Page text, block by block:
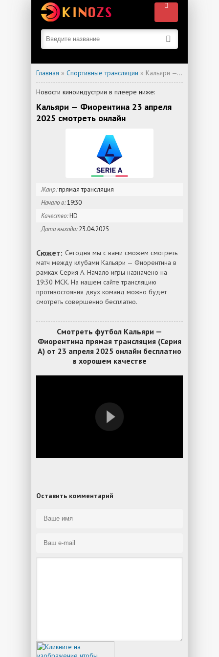
Главная » Спортивные трансляции » Кальяри — Фиорентина
Новости киноиндустрии в плеере ниже:
Кальяри — Фиорентина 23 апреля
2025 смотреть онлайн
Жанр:прямая трансляция
Начало в:19:30
Качество:HD
Дата выхода:23.04.2025
Сюжет: Сегодня мы с вами сможем смотреть
матч между клубами Кальяри — Фиорентина в
рамках Серия А. Начало игры назначено на
19:30 МСК. На нашем сайте трансляцию
противостояния двух команд можно будет
смотреть совершенно бесплатно.
Смотреть футбол Кальяри —
Фиорентина прямая трансляция (Серия
А) от 23 апреля 2025 онлайн бесплатно
в хорошем качестве
Оставить комментарий